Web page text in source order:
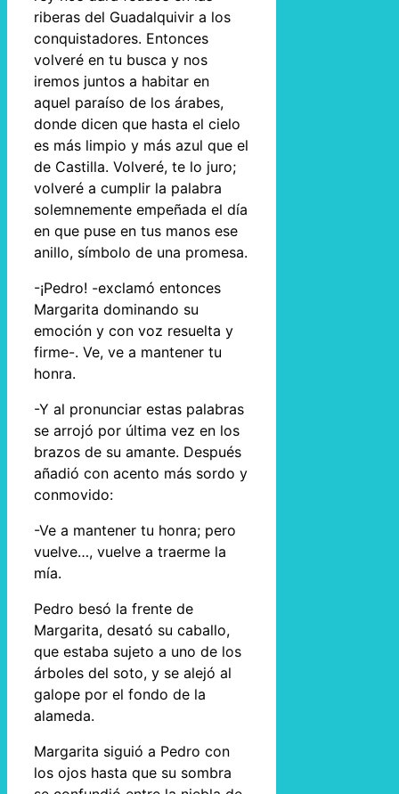
riberas del Guadalquivir a los
conquistadores. Entonces
volveré en tu busca y nos
iremos juntos a habitar en
aquel paraíso de los árabes,
donde dicen que hasta el cielo
es más limpio y más azul que el
de Castilla. Volveré, te lo juro;
volveré a cumplir la palabra
solemnemente empeñada el día
en que puse en tus manos ese
anillo, símbolo de una promesa.
-¡Pedro! -exclamó entonces
Margarita dominando su
emoción y con voz resuelta y
firme-. Ve, ve a mantener tu
honra.
-Y al pronunciar estas palabras
se arrojó por última vez en los
brazos de su amante. Después
añadió con acento más sordo y
conmovido:
-Ve a mantener tu honra; pero
vuelve…, vuelve a traerme la
mía.
Pedro besó la frente de
Margarita, desató su caballo,
que estaba sujeto a uno de los
árboles del soto, y se alejó al
galope por el fondo de la
alameda.
Margarita siguió a Pedro con
los ojos hasta que su sombra